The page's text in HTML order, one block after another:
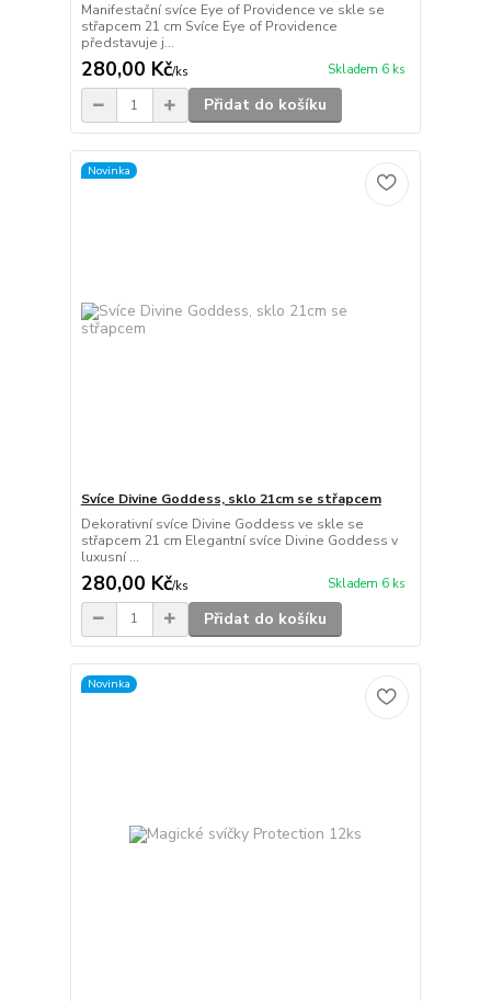
Manifestační svíce Eye of Providence ve skle se
střapcem 21 cm Svíce Eye of Providence
představuje j...
280,00 Kč/ks Skladem 6 ks
Přidat do košíku
Novinka
Svíce Divine Goddess, sklo 21cm se střapcem
Dekorativní svíce Divine Goddess ve skle se
střapcem 21 cm Elegantní svíce Divine Goddess v
luxusní ...
280,00 Kč/ks Skladem 6 ks
Přidat do košíku
Novinka